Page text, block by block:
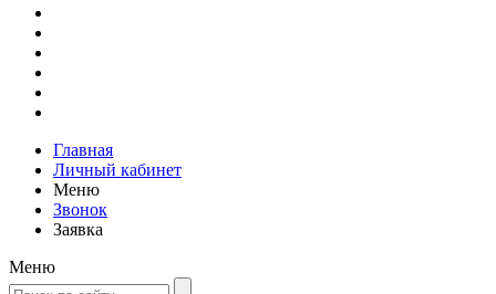
Главная
Личный кабинет
Меню
Звонок
Заявка
Меню